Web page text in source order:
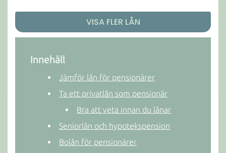
VISA FLER LÅN
Innehåll
Jämför lån för pensionärer
Ta ett privatlån som pensionär
Bra att veta innan du lånar
Seniorlån och hypotekspension
Bolån för pensionärer